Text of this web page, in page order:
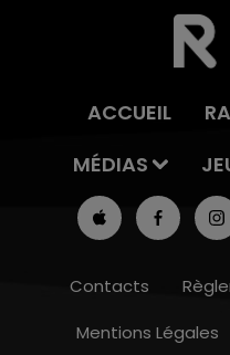
ACCUEIL
MÉDIAS
Contacts
Mentions Légales